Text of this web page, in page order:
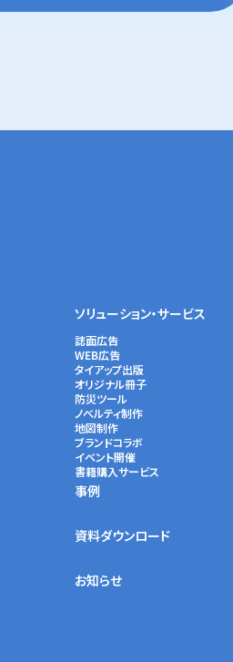
ソリューション・サービス
誌面広告
WEB広告
タイアップ出版
オリジナル冊子
防災ツール
ノベルティ制作
地図制作
ブランドコラボ
イベント開催
書籍購入サービス
事例
資料ダウンロード
お知らせ